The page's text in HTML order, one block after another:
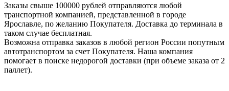
Заказы свыше 100000 рублей отправляются любой
транспортной компанией, представленной в городе
Ярославле, по желанию Покупателя. Доставка до терминала в
таком случае бесплатная.
Возможна отправка заказов в любой регион России попутным
автотранспортом за счет Покупателя. Наша компания
помогает в поиске недорогой доставки (при объеме заказа от 2
паллет).